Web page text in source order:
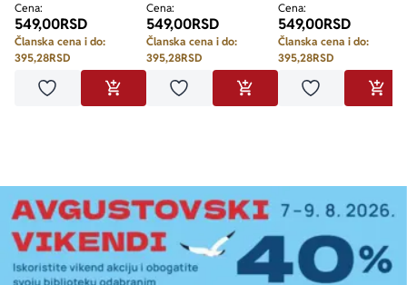
Cena:
549,00RSD
Članska cena i do:
395,28RSD
Dodaj u omiljeneDODAJ U KORPU
Cena:
549,00RSD
Članska cena i do:
395,28RSD
Dodaj u omiljeneDODAJ U KORPU
Cena:
549,00RSD
Članska cena i do:
395,28RSD
Dodaj u